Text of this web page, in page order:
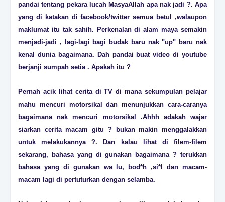
pandai tentang pekara lucah MasyaAllah apa nak jadi ?. Apa
yang di katakan di facebook/twitter semua betul ,walaupon
maklumat itu tak sahih. Perkenalan di alam maya semakin
menjadi-jadi , lagi-lagi bagi budak baru nak "up" baru nak
kenal dunia bagaimana. Dah pandai buat video di youtube
berjanji sumpah setia . Apakah itu ?
Pernah acik lihat cerita di TV di mana sekumpulan pelajar
mahu mencuri motorsikal dan menunjukkan cara-caranya
bagaimana nak mencuri motorsikal .Ahhh adakah wajar
siarkan cerita macam gitu ? bukan makin menggalakkan
untuk melakukannya ?. Dan kalau lihat di filem-filem
sekarang, bahasa yang di gunakan bagaimana ? terukkan
bahasa yang di gunakan wa lu, bod*h ,si*l dan macam-
macam lagi di pertuturkan dengan selamba.